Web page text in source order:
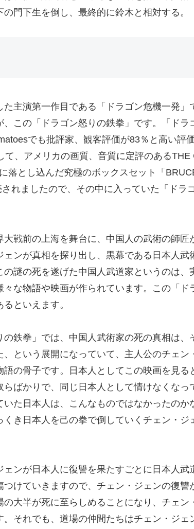
門下生を倒し、最終的に鈴木と相対する。
た主演第一作目である「ドラゴン危機一発」
、この「ドラゴン怒りの鉄拳」です。「ドラ
でも批評家、観客評価が83％と高い評
て、アメリカの画質、音質に定評のある
落とし込んだ究極のボックスセット「
れましたので、その中に入っていた「ドラ
大戦前の上海を舞台に、中国人の武術の師匠
ェンが真相を探り出し、黒幕である日本人武
謎の死を遂げた中国人武道家というのは、
々な物語や映画が作られています。この「
といえます。
の鉄拳」では、中国人武術家の死の真相は、
、という展開になっていて、主人公のチェン
語の骨子です。日本人としてこの映画を見
らばかりで、同じ日本人として情けなくな
いた日本人は、こんなものではなかったのか
くき日本人を己の拳で倒していくチェン・ジ
ェンが日本人に復讐を果たすごとに日本人
つけていきますので、チェン・ジェンの復
の大半が死に至らしめることになり、チェン
。それでも、道場の仲間たちはチェン・ジェ